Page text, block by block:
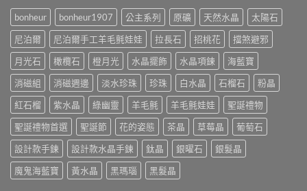
bonheur bonheur1907 公主系列 原礦 天然水晶
太陽石
尼泊爾
尼泊爾手工羊毛氈娃娃 拉長石 招桃花
擋煞避邪
月光石
橄欖石 橙月光 水晶擺飾 水晶項鍊
海藍寶
消磁組
消磁週邊 淡水珍珠 珍珠 白水晶 石榴石
粉晶
紅石榴
紫水晶 綠幽靈 羊毛氈 羊毛氈娃娃
聖誕禮物
聖誕禮物首選
聖誕節 花的姿態 茶晶 草莓晶
葡萄石
設計款手鍊
設計款水晶手鍊 鈦晶 銀曜石
銀髮晶
魔鬼海藍寶
黃水晶 黑瑪瑙 黑髮晶